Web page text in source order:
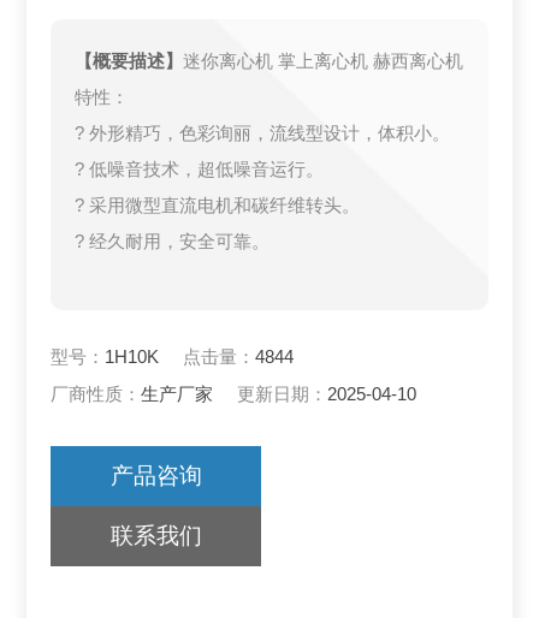
【概要描述】迷你离心机 掌上离心机 赫西离心机
特性：
? 外形精巧，色彩询丽，流线型设计，体积小。
? 低噪音技术，超低噪音运行。
? 采用微型直流电机和碳纤维转头。
? 经久耐用，安全可靠。
型号： 1H10K 点击量：4844
厂商性质：生产厂家 更新日期： 2025-04-10
产品咨询
联系我们